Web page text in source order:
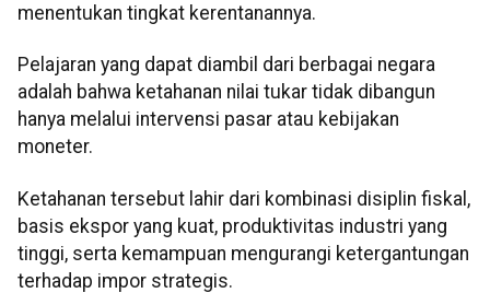
menentukan tingkat kerentanannya.
Pelajaran yang dapat diambil dari berbagai negara
adalah bahwa ketahanan nilai tukar tidak dibangun
hanya melalui intervensi pasar atau kebijakan
moneter.
Ketahanan tersebut lahir dari kombinasi disiplin fiskal,
basis ekspor yang kuat, produktivitas industri yang
tinggi, serta kemampuan mengurangi ketergantungan
terhadap impor strategis.